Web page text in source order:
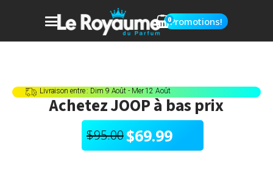
0Promotions!
Livraison entre : Dim 9 Août - Mer 12 Août
AchetezJOOPà bas prix
$95.00
Le
$69.99
Le